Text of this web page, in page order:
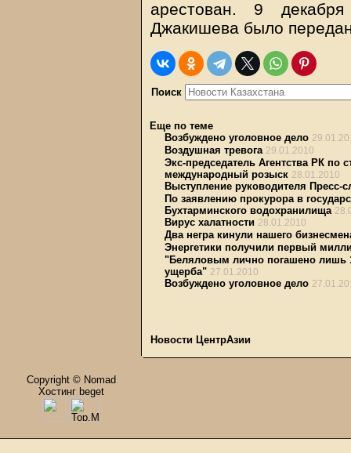
арестован. 9
Джакишева было
Поиск
Еще по теме
Возбуждено уголовное дело
Воздушная тревога 29.01.2010
Экс-председатель Агентства РК по
международный розыск 28.01.2010
Выступление руководителя
По заявлению прокурора в
Бухтарминского водохранилища
Вирус халатности 28.01.2010
Два негра кинули нашего
Энергетики получили первый
"Беляловым лично погашено лишь
ущерба" 27.01.2010
Возбуждено уголовное дело
Новости ЦентрАзии
Copyright © Nomad
Хостинг beget